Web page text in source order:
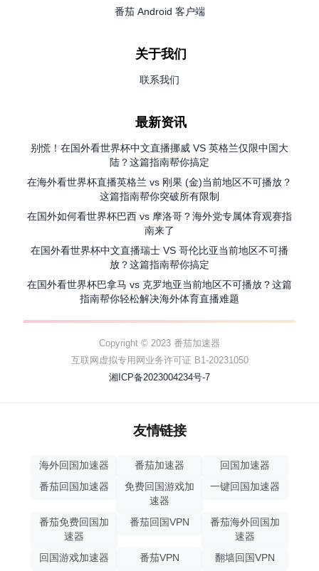
番茄 Android 客户端
关于我们
联系我们
最新资讯
别慌！在国外看世界杯中文直播挪威 VS 英格兰仅限中国大
陆？这篇指南帮你搞定
在海外看世界杯直播英格兰 vs 刚果 (金)当前地区不可播放？
这篇指南帮你突破所有限制
在国外如何看世界杯巴西 vs 摩洛哥？海外党专属体育观赛指
南来了
在国外看世界杯中文直播瑞士 VS 哥伦比亚当前地区不可播
放？这篇指南帮你搞定
在国外看世界杯巴拿马 vs 克罗地亚当前地区不可播放？这篇
指南帮你轻松解决海外体育直播难题
Copyright © 2023 番茄加速器
互联网虚拟专用网业务许可证 B1-20231050
湘ICP备2023004234号-7
友情链接
海外回国加速器 番茄加速器
回国加速器
番茄回国加速器
免费回国游戏加
速器
一键回国加速器
番茄免费回国加
速器
番茄回国VPN
番茄海外回国加
速器
回国游戏加速器
番茄VPN 翻墙回国VPN